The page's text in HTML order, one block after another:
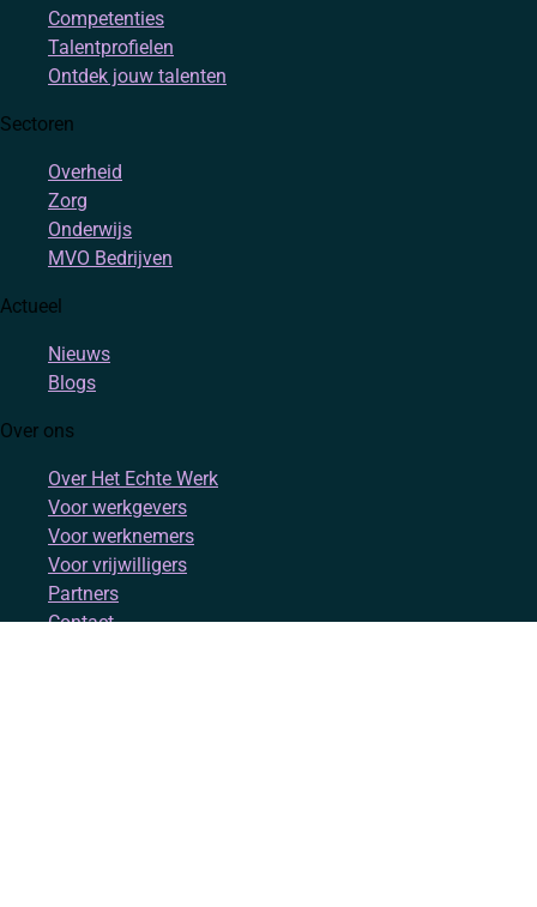
Competenties
Talentprofielen
Ontdek jouw talenten
Sectoren
Overheid
Zorg
Onderwijs
MVO Bedrijven
Actueel
Nieuws
Blogs
Over ons
Over Het Echte Werk
Voor werkgevers
Voor werknemers
Voor vrijwilligers
Partners
Contact